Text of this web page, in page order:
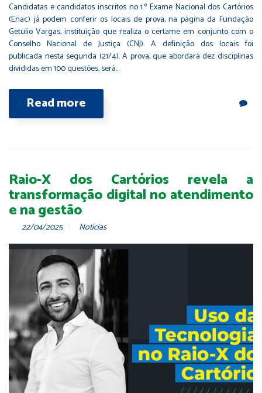
Candidatas e candidatos inscritos no 1.º Exame Nacional dos Cartórios
(Enac) já podem conferir os locais de prova, na página da Fundação
Getulio Vargas, instituição que realiza o certame em conjunto com o
Conselho Nacional de Justiça (CNJ). A definição dos locais foi
publicada nesta segunda (21/4). A prova, que abordará dez disciplinas
divididas em 100 questões, será…
Read more
Raio-X dos Cartórios revela a
transformação digital no atendimento
e na gestão
22/04/2025 Notícias